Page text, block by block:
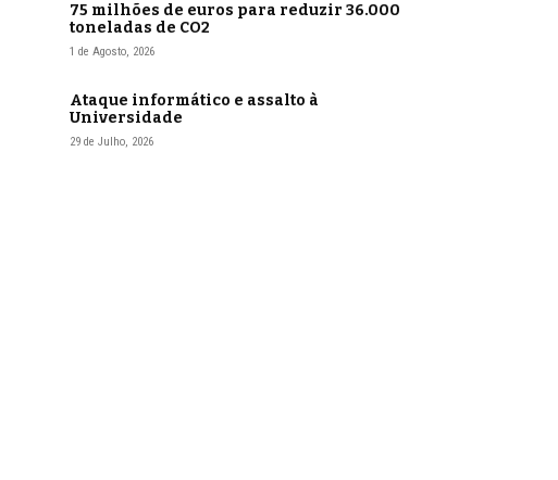
75 milhões de euros para reduzir 36.000
toneladas de CO2
1 de Agosto, 2026
Ataque informático e assalto à
Universidade
29 de Julho, 2026